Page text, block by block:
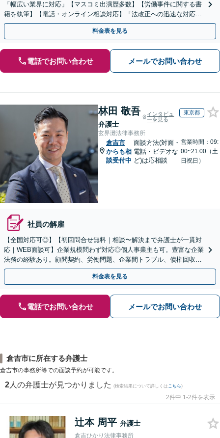
「幅広い業界に対応」【マスコミ出演歴多数】【労働事件に関する書
籍を執筆】【電話・オンライン相談対応】「法改正への迅速な対応」
「労務環境の整備でトラブルを未然に防ぐ」
料金表を見る
電話でお問い合わせ メールでお問い合わせ
林田 敬吾
弁護士
インタビュ
ーを見る
東京都
玄界灘法律事務所
倉吉市
からも相
談受付中
面談方法(対面・
電話・ビデオな
ど)は応相談
営業時間：09:
00~21:00（土
日祝日）
社員の解雇
【全国対応可◎】【初回問合せ無料｜相談〜解決まで弁護士が一貫対
応｜WEB面談可】企業規模問わず対応◎個人事業主も可。豊富な企業
法務の経験あり。顧問契約、労働問題、企業間トラブル、債権回収、
契約書のリーガルチェック等、サポートします。
料金表を見る
電話でお問い合わせ メールでお問い合わせ
倉吉市に所在する弁護士
倉吉市の事務所等での面談予約が可能です。
2 人の弁護士が見つかりました (検索結果について詳しくは こちら)
2件中 1-2件を表示
辻本 周平 弁護士
倉吉ひかり法律事務所